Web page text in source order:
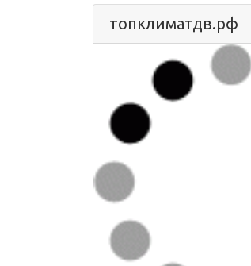
топклиматдв.рф